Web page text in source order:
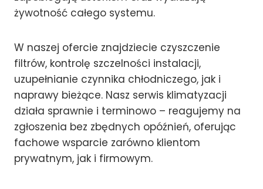
żywotność całego systemu.
W naszej ofercie znajdziecie czyszczenie
filtrów, kontrolę szczelności instalacji,
uzupełnianie czynnika chłodniczego, jak i
naprawy bieżące. Nasz serwis klimatyzacji
działa sprawnie i terminowo – reagujemy na
zgłoszenia bez zbędnych opóźnień, oferując
fachowe wsparcie zarówno klientom
prywatnym, jak i firmowym.